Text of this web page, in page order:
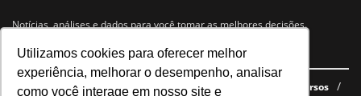
Utilizamos cookies para oferecer melhor
experiência, melhorar o desempenho, analisar
como você interage em nosso site e
Notícias, análises e dados para você tomar as melhores decisões.
Navegue no site
Últimas notícias Quem somos E-books gratuitos Cursos